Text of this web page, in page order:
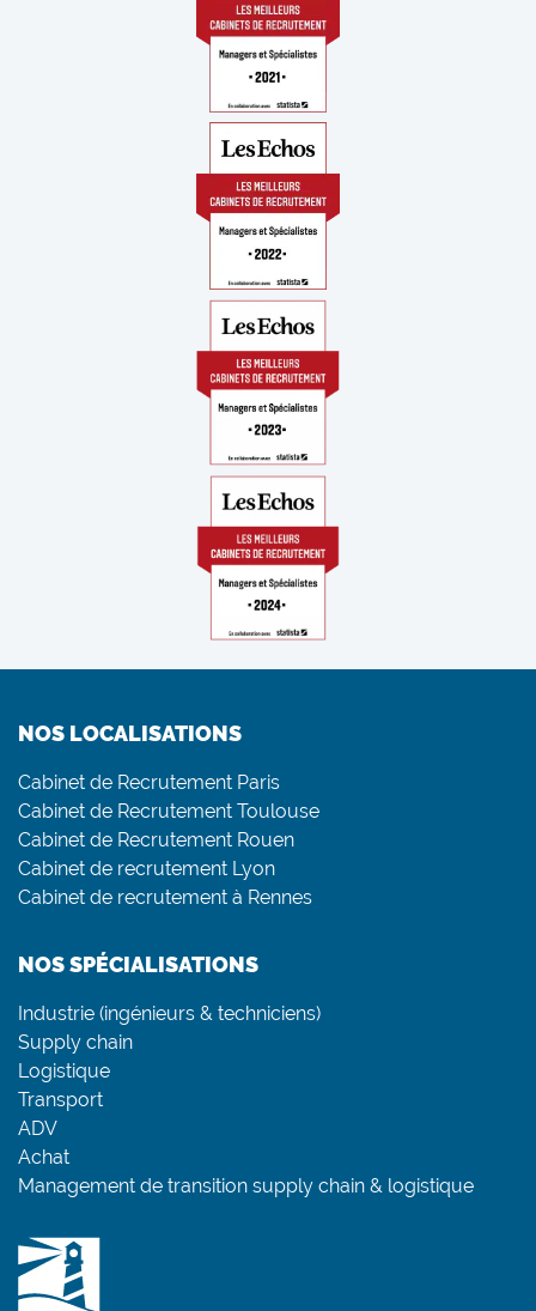
NOS LOCALISATIONS
Cabinet de Recrutement Paris
Cabinet de Recrutement Toulouse
Cabinet de Recrutement Rouen
Cabinet de recrutement Lyon
Cabinet de recrutement à Rennes
NOS SPÉCIALISATIONS
Industrie (ingénieurs & techniciens)
Supply chain
Logistique
Transport
ADV
Achat
Management de transition supply chain & logistique